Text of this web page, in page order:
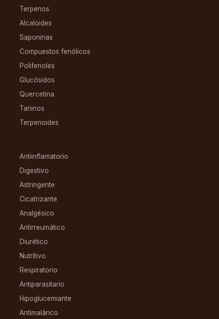
Terpenos
Alcaloides
Saponinas
Compuestos fenólicos
Polifenoles
Glucósidos
Quercetina
Taninos
Terpenoides
Antiinflamatorio
Digestivo
Astringente
Cicatrizante
Analgésico
Antirreumático
Diurético
Nutritivo
Respiratorio
Antiparasitario
Hipoglucemiante
Antimalárico